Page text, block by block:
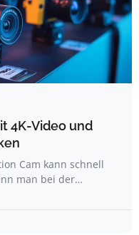
4K-Video und
Cam kann schnell
man bei der…